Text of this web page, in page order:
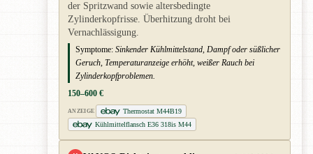
der Spritzwand sowie altersbedingte
Zylinderkopfrisse. Überhitzung droht bei
Vernachlässigung.
Symptome: Sinkender Kühlmittelstand, Dampf oder süßlicher
Geruch, Temperaturanzeige erhöht, weißer Rauch bei
Zylinderkopfproblemen.
150–600 €
ANZEIGE
Thermostat M44B19
Kühlmittelflansch E36 318is M44